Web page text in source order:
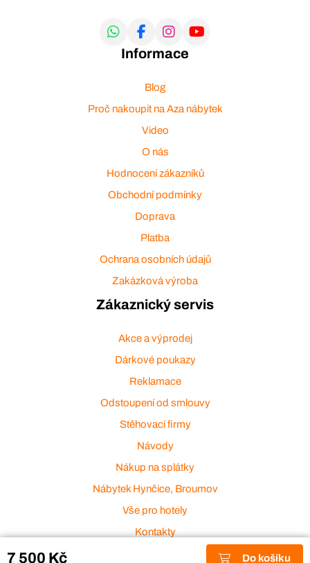
7 500 Kč Do košíku
Informace
Blog
Proč nakoupit na Aza nábytek
Video
O nás
Hodnocení zákazníků
Obchodní podmínky
Doprava
Platba
Ochrana osobních údajů
Zakázková výroba
Zákaznický servis
Akce a výprodej
Dárkové poukazy
Reklamace
Odstoupení od smlouvy
Stěhovací firmy
Návody
Nákup na splátky
Nábytek Hynčice, Broumov
Vše pro hotely
Kontakty
Přijímáme platební karty